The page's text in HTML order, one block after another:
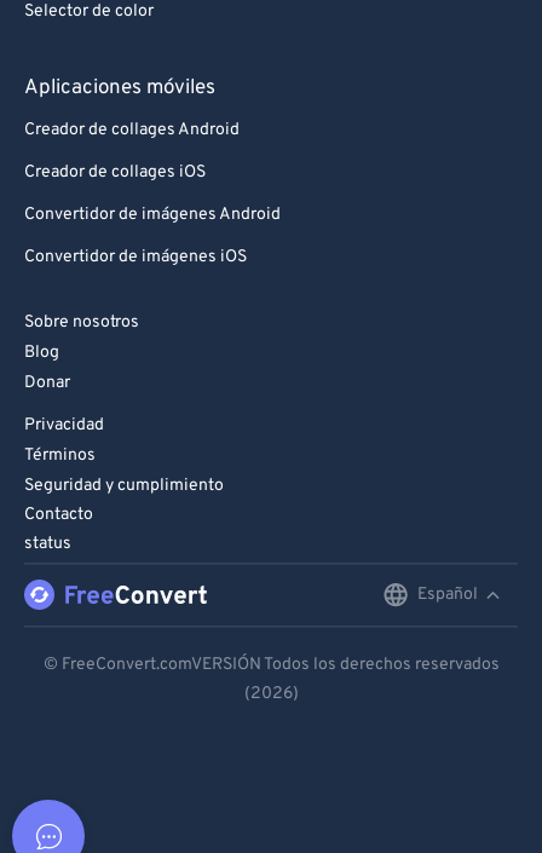
Selector de color
Aplicaciones móviles
Creador de collages Android
Creador de collages iOS
Convertidor de imágenes Android
Convertidor de imágenes iOS
Sobre nosotros
Blog
Donar
Privacidad
Términos
Seguridad y cumplimiento
Contacto
status
Español
Español
© FreeConvert.comVERSIÓN Todos los derechos reservados
(2026)